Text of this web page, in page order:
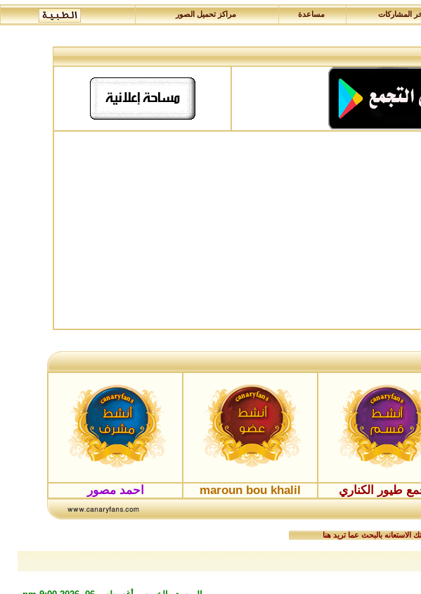
المشاركات مساعدة مراكز تحميل الصور
طيور الكناري maroun bou khalil احمد مصور
بالبحث عما تريد هنا